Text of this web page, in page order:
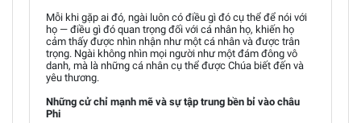
Mỗi khi gặp ai đó, ngài luôn có điều gì đó cụ thể để nói với
họ — điều gì đó quan trọng đối với cá nhân họ, khiến họ
cảm thấy được nhìn nhận như một cá nhân và được trân
trọng. Ngài không nhìn mọi người như một đám đông vô
danh, mà là những cá nhân cụ thể được Chúa biết đến và
yêu thương.
Những cử chỉ mạnh mẽ và sự tập trung bền bỉ vào châu
Phi